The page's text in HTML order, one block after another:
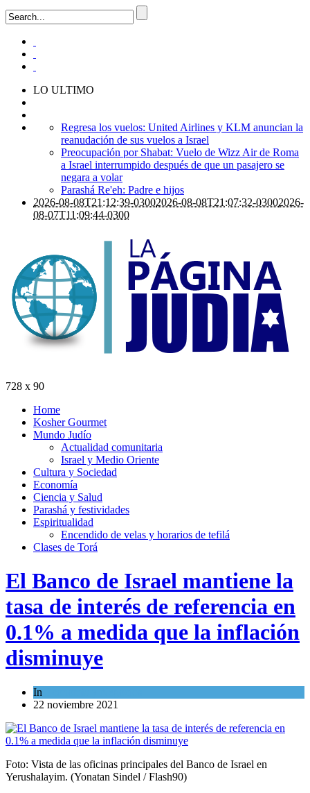
LO ULTIMO
Regresa los vuelos: United Airlines y KLM anuncian la
reanudación de sus vuelos a Israel
Preocupación por Shabat: Vuelo de Wizz Air de Roma
a Israel interrumpido después de que un pasajero se
negara a volar
Parashá Re'eh: Padre e hijos
2026-08-08T21:12:39-03002026-08-08T21:07:32-03002026-
08-07T11:09:44-0300
728 x 90
Home
Kosher Gourmet
Mundo Judío
Actualidad comunitaria
Israel y Medio Oriente
Cultura y Sociedad
Economía
Ciencia y Salud
Parashá y festividades
Espiritualidad
Encendido de velas y horarios de tefilá
Clases de Torá
El Banco de Israel mantiene la
tasa de interés de referencia en
0.1% a medida que la inflación
disminuye
In
22 noviembre 2021
Foto: Vista de las oficinas principales del Banco de Israel en
Yerushalayim. (Yonatan Sindel / Flash90)